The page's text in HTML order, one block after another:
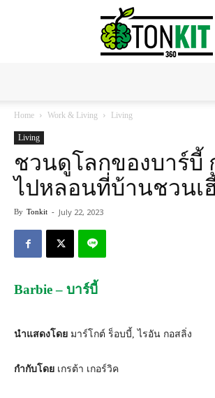
Home Work & Living Living
Living
ชวนดูโลกของบาร์บี้
ไปหลอนที่บ้านชวนเ
By Tonkit - July 22, 2023
Barbie – บาร์บี้
นำแสดงโดย มาร์โกต์ ร็อบบี้, ไรอัน กอสลิ่ง
กำกับโดย เกรต้า เกอร์วิค